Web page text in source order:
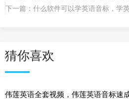
下一篇： 什么软件可以学英语音标，学
猜你喜欢
伟莲英语全套视频，伟莲英语音标速成